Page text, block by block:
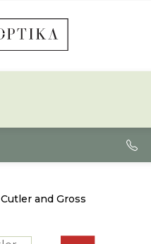
Cutler and Gross